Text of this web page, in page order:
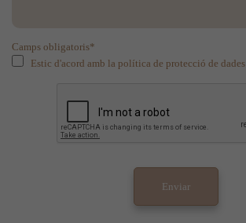
Camps obligatoris*
Estic d'acord amb la política de protecció de dades